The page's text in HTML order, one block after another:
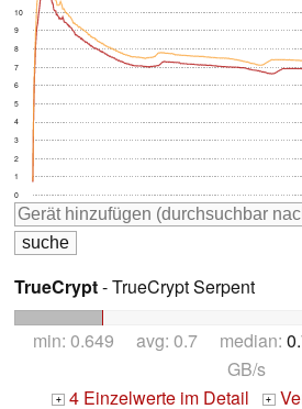
0
1
2
3
4
5
6
7
8
9
10
TrueCrypt- TrueCrypt Serpent
min: 0.649 avg: 0.7 median:
GB/s
+ 4 Einzelwerte im Detail +